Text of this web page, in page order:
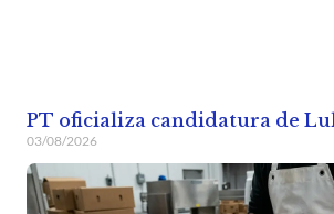
PT oficializa candidatura de
03/08/2026